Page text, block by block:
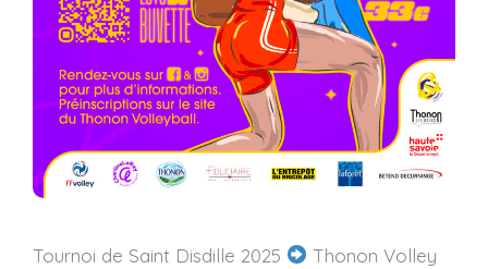
Tournoi de Saint Disdille 2025
Thonon Volley